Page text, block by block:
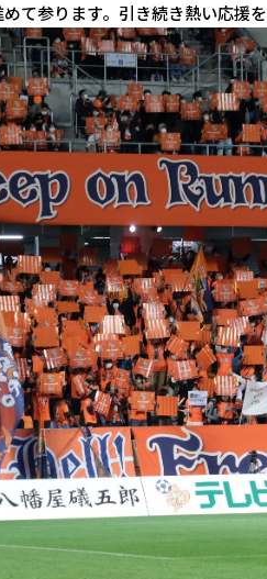
て参ります。引き続き熱い応援